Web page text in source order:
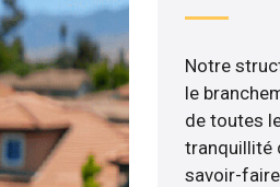
Notre
le
de toutes
tranquillité
savoir-